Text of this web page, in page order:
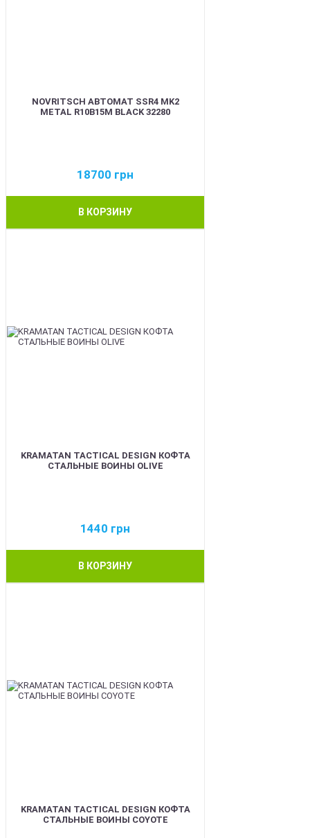
NOVRITSCH АВТОМАТ SSR4 MK2
METAL R10B15M BLACK 32280
18700 грн
В КОРЗИНУ
KRAMATAN TACTICAL DESIGN КОФТА
СТАЛЬНЫЕ ВОИНЫ OLIVE
1440 грн
В КОРЗИНУ
KRAMATAN TACTICAL DESIGN КОФТА
СТАЛЬНЫЕ ВОИНЫ COYOTE